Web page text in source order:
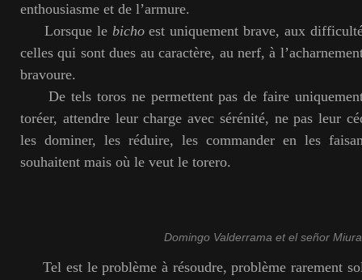
enthousiasme et de l’armure.
Lorsque le bichoest uniquement brave, aux
celles qui sont dues au caractère, au nerf, à
bravoure.
De tels toros ne permettent pas de faire
toréer, attendre leur charge avec sérénité, ne pas leur
les dominer, les réduire, les commander en les
souhaitent mais où le veut le torero.
Domingo Valderrama et el señor Miura
Tel est le problème à résoudre, problème rarement